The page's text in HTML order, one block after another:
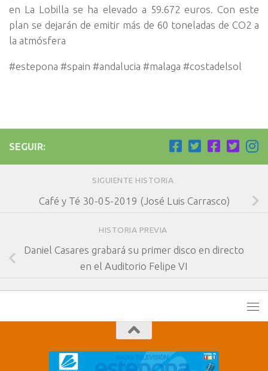
en La Lobilla se ha elevado a 59.672 euros. Con este
plan se dejarán de emitir más de 60 toneladas de CO2 a
la atmósfera
#estepona #spain #andalucia #malaga #costadelsol
SEGUIR:
SIGUIENTE HISTORIA
Café y Té 30-05-2019 (José Luis Carrasco)
HISTORIA PREVIA
Daniel Casares grabará su primer disco en directo
en el Auditorio Felipe VI